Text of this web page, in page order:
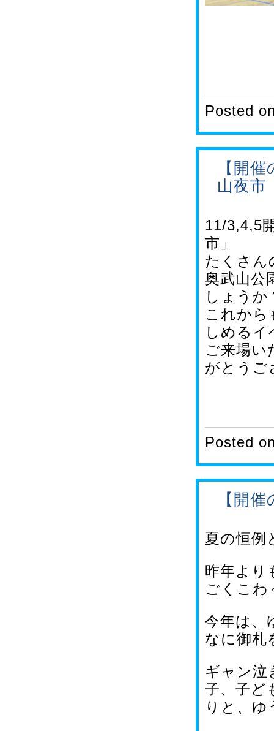
Posted
【開
山夜市
11/3,4,5
市」
たくさん
奥武山公
しょうか
これから
しめる
ご来場い
がとうご
Posted
【開
夏の恒例
昨年より
ごくこわ
今年は、
なに御札
ギャン泣
子、子ど
りと、